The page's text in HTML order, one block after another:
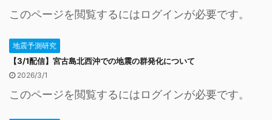
このページを閲覧するにはログインが必要です。
地震予測研究
【3/1配信】宮古島北西沖での地震の群発化について
2026/3/1
このページを閲覧するにはログインが必要です。